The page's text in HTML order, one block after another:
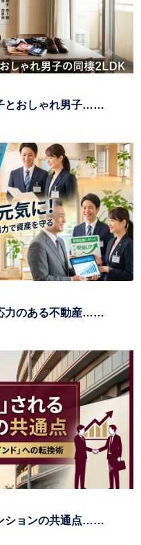
とおしゃれ男子……
力のある不動産……
ションの共通点……